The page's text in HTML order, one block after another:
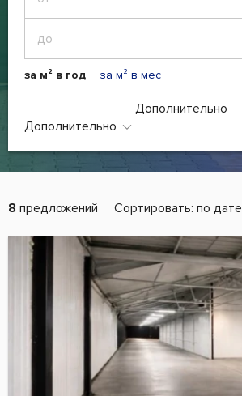
за м² в год за м² в мес
Дополнительно
Дополнительно
8 предложений Сортировать: по дате